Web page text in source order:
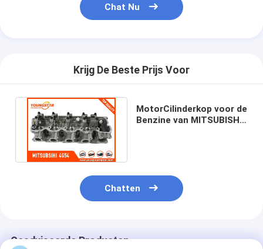
MotorCilinderkop
motortrapas
Motornokkenas
Motor Koppelstang
Motortuimelaar
Cilinderkopreparaties
Chat Nu
Krijg De Beste Prijs Voor
MotorCilinderkop voor de
Benzine van MITSUBISHI
Chatten
Geadviseerde Producten